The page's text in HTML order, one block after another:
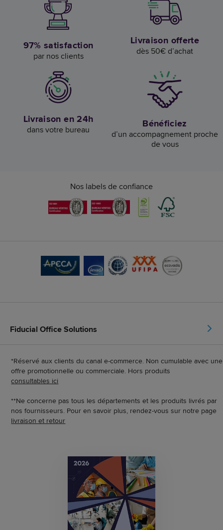
97% satisfaction
par nos clients
Livraison offerte
dès 50€ d’achat
Livraison en 24h
dans votre bureau Bénéficiez
d’un accompagnement proche
de vous
Nos labels de confiance
Fiducial Office Solutions
*Réservé aux clients du canal e-commerce. Non cumulable avec une
offre promotionnelle ou commerciale. Hors produits
consultables ici
**Ne concerne pas tous les départements et les produits livrés par
nos fournisseurs. Pour en savoir plus, rendez-vous sur notre page
livraison et retour